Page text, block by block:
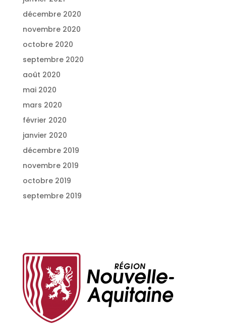
décembre 2020
novembre 2020
octobre 2020
septembre 2020
août 2020
mai 2020
mars 2020
février 2020
janvier 2020
décembre 2019
novembre 2019
octobre 2019
septembre 2019